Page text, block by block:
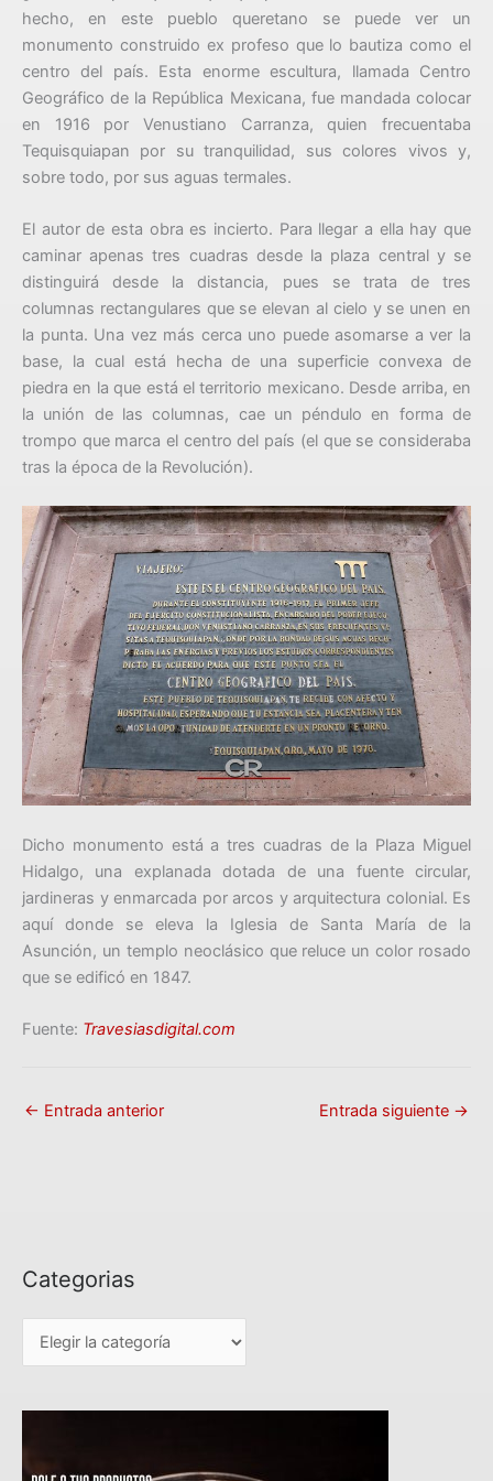
hecho, en este pueblo queretano se puede ver un
monumento construido ex profeso que lo bautiza como el
centro del país. Esta enorme escultura, llamada Centro
Geográfico de la República Mexicana, fue mandada colocar
en 1916 por Venustiano Carranza, quien frecuentaba
Tequisquiapan por su tranquilidad, sus colores vivos y,
sobre todo, por sus aguas termales.
El autor de esta obra es incierto. Para llegar a ella hay que
caminar apenas tres cuadras desde la plaza central y se
distinguirá desde la distancia, pues se trata de tres
columnas rectangulares que se elevan al cielo y se unen en
la punta. Una vez más cerca uno puede asomarse a ver la
base, la cual está hecha de una superficie convexa de
piedra en la que está el territorio mexicano. Desde arriba, en
la unión de las columnas, cae un péndulo en forma de
trompo que marca el centro del país (el que se consideraba
tras la época de la Revolución).
Dicho monumento está a tres cuadras de la Plaza Miguel
Hidalgo, una explanada dotada de una fuente circular,
jardineras y enmarcada por arcos y arquitectura colonial. Es
aquí donde se eleva la Iglesia de Santa María de la
Asunción, un templo neoclásico que reluce un color rosado
que se edificó en 1847.
Fuente: Travesiasdigital.com
← Entrada anterior Entrada siguiente →
Categorias
C
r